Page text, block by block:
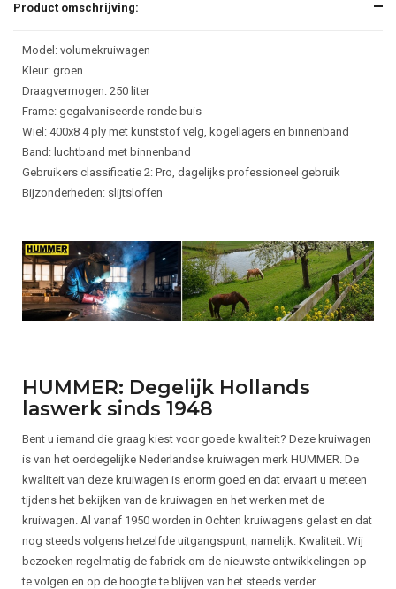
Product omschrijving:
Model: volumekruiwagen
Kleur: groen
Draagvermogen: 250 liter
Frame: gegalvaniseerde ronde buis
Wiel: 400x8 4 ply met kunststof velg, kogellagers en binnenband
Band: luchtband met binnenband
Gebruikers classificatie 2: Pro, dagelijks professioneel gebruik
Bijzonderheden: slijtsloffen
HUMMER: Degelijk Hollands
laswerk sinds 1948
Bent u iemand die graag kiest voor goede kwaliteit? Deze kruiwagen
is van het oerdegelijke Nederlandse kruiwagen merk HUMMER. De
kwaliteit van deze kruiwagen is enorm goed en dat ervaart u meteen
tijdens het bekijken van de kruiwagen en het werken met de
kruiwagen. Al vanaf 1950 worden in Ochten kruiwagens gelast en dat
nog steeds volgens hetzelfde uitgangspunt, namelijk: Kwaliteit. Wij
bezoeken regelmatig de fabriek om de nieuwste ontwikkelingen op
te volgen en op de hoogte te blijven van het steeds verder